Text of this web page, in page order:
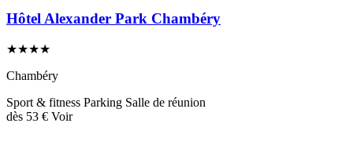
Hôtel Alexander Park Chambéry
★★★★
Chambéry
Sport & fitness Parking Salle de réunion
dès 53 € Voir